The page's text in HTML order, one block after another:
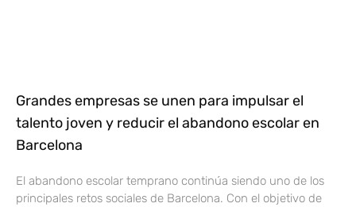
Grandes empresas se unen para impulsar el
talento joven y reducir el abandono escolar en
Barcelona
El abandono escolar temprano continúa siendo uno de los
principales retos sociales de Barcelona. Con el objetivo de